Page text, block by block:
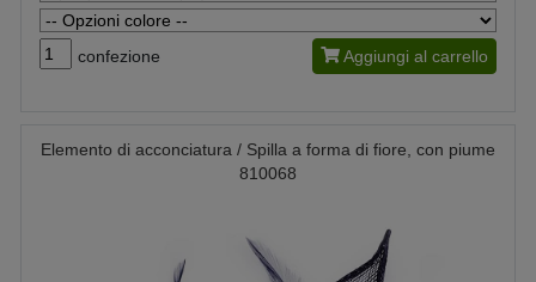
confezione Aggiungi al carrello
Elemento di acconciatura / Spilla a forma di fiore, con piume
810068